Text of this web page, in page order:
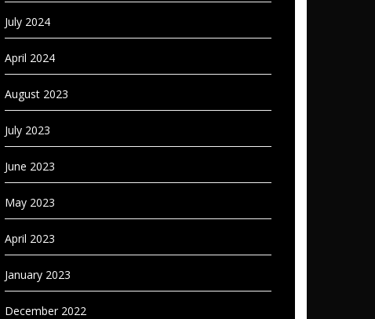
July 2024
April 2024
August 2023
July 2023
June 2023
May 2023
April 2023
January 2023
December 2022